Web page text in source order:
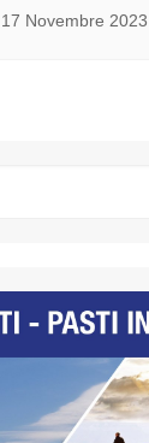
17 Novembre 2023